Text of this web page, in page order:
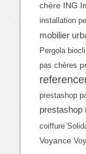
chère ING
installation
mobilier
Pergola
pas chères
prestashop
prestashop
coiffure
Voyance